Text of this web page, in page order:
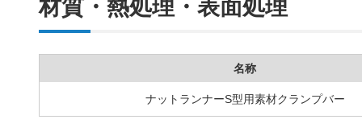
材質・熱処理・表面処理
名称
ナットランナーS型用素材クランプバー